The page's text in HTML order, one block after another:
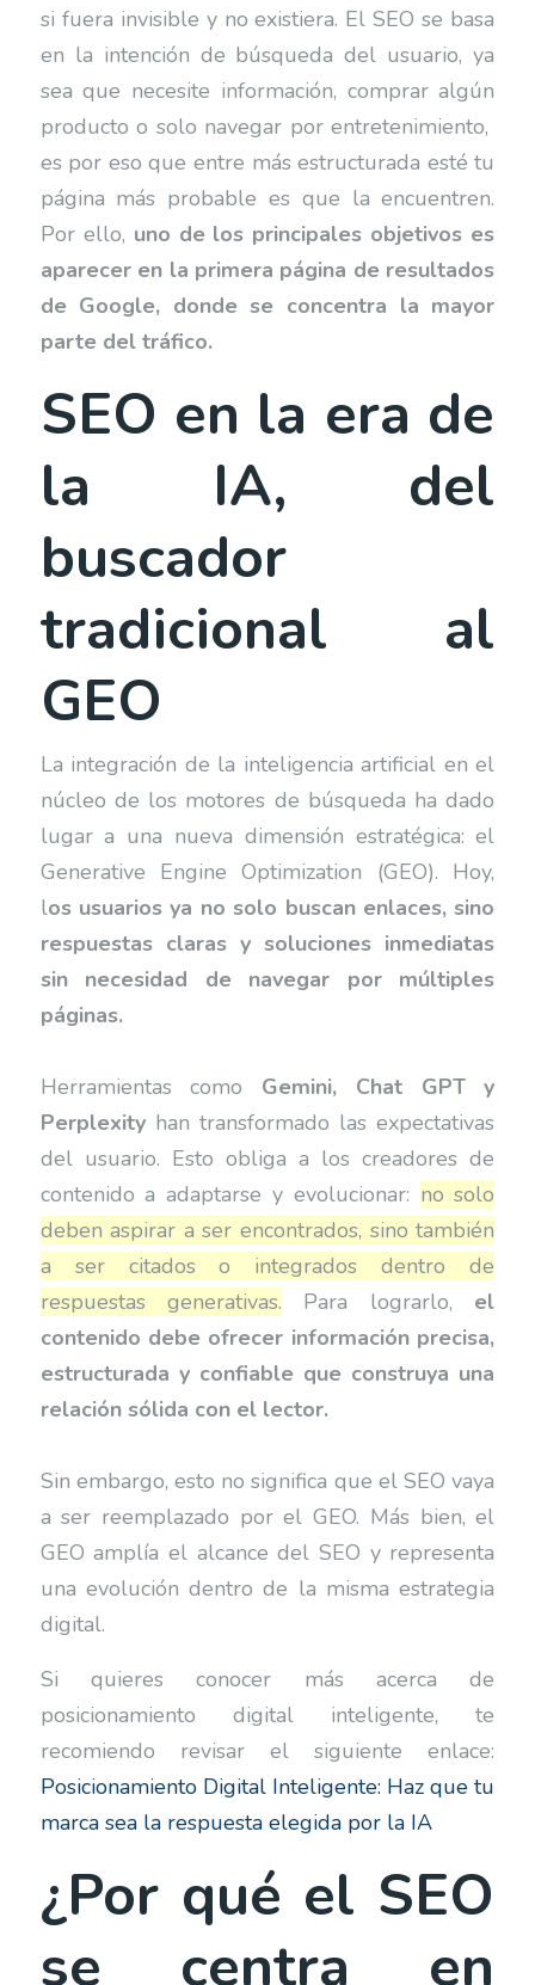
si fuera invisible y no existiera. El SEO se basa
en la intención de búsqueda del usuario, ya
sea que necesite información, comprar algún
producto o solo navegar por entretenimiento,
es por eso que entre más estructurada esté tu
página más probable es que la encuentren.
Por ello, uno de los principales objetivos es
aparecer en la primera página de resultados
de Google, donde se concentra la mayor
parte del tráfico.
SEO en la era de
la IA, del
buscador
tradicional al
GEO
La integración de la inteligencia artificial en el
núcleo de los motores de búsqueda ha dado
lugar a una nueva dimensión estratégica: el
Generative Engine Optimization (GEO). Hoy,
los usuarios ya no solo buscan enlaces, sino
respuestas claras y soluciones inmediatas
sin necesidad de navegar por múltiples
páginas.
Herramientas como Gemini, Chat GPT y
Perplexityhan transformado las expectativas
del usuario. Esto obliga a los creadores de
contenido a adaptarse y evolucionar: no solo
deben aspirar a ser encontrados, sino también
a ser citados o integrados dentro de
respuestas generativas. Para lograrlo, el
contenido debe ofrecer información precisa,
estructurada y confiable que construya una
relación sólida con el lector.
Sin embargo, esto no significa que el SEO vaya
a ser reemplazado por el GEO. Más bien, el
GEO amplía el alcance del SEO y representa
una evolución dentro de la misma estrategia
digital.
Si quieres conocer más acerca de
posicionamiento digital inteligente, te
recomiendo revisar el siguiente enlace:
Posicionamiento Digital Inteligente: Haz que tu
marca sea la respuesta elegida por la IA
¿Por qué el SEO
se centra en